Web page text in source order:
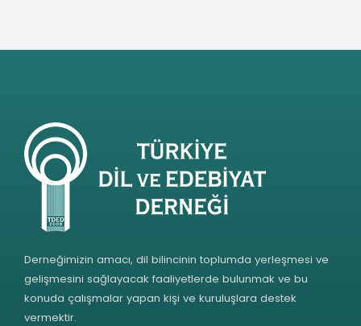
Derneğimizin amacı, dil bilincinin toplumda yerleşmesi ve
gelişmesini sağlayacak faaliyetlerde bulunmak ve bu
konuda çalışmalar yapan kişi ve kuruluşlara destek
vermektir.